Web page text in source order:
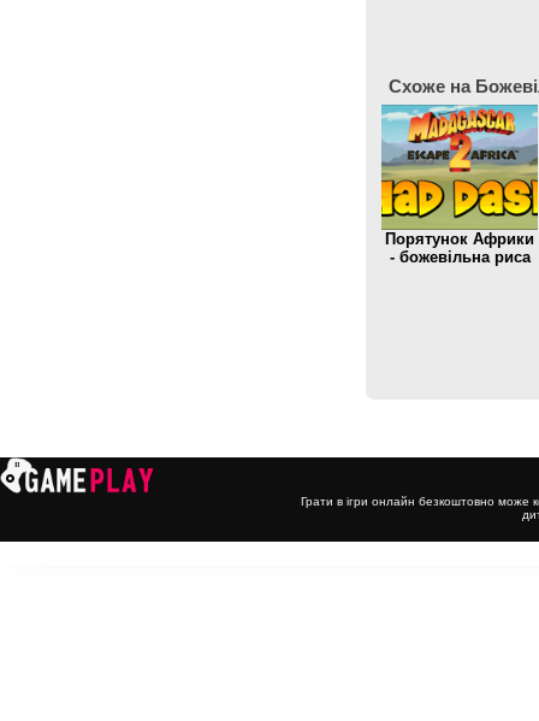
Схоже на
Порятунок Африки
- божевільна риса
Грати в ігри онлайн безкоштовно може